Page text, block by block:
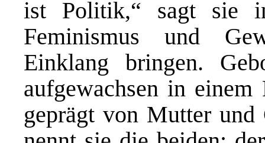
ist Politik,“ sagt sie
Feminismus und
Einklang bringen.
aufgewachsen in einem
geprägt von Mutter und